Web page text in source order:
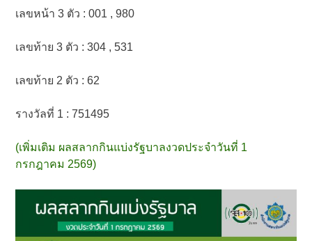
เลขหน้า 3 ตัว : 001 , 980
เลขท้าย 3 ตัว : 304 , 531
เลขท้าย 2 ตัว : 62
รางวัลที่ 1 : 751495
(เพิ่มเติม ผลสลากกินแบ่งรัฐบาลงวดประจำวันที่ 1
กรกฎาคม 2569)